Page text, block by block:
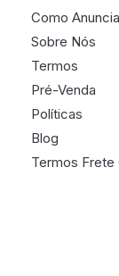
Como
Sobre Nós
Termos
Pré-Venda
Políticas
Blog
Termos Frete